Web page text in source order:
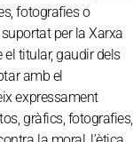
fotografies o
per la Xarxa
el titular, gaudir dels
amb el
expressament
gràfics, fotografies,